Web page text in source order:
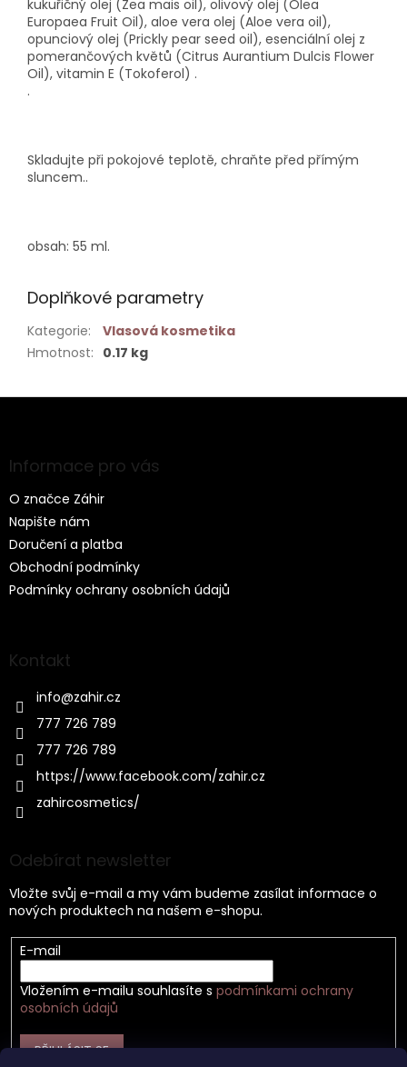
kukuřičný olej (Zea mais oil), olivový olej (Olea
Europaea Fruit Oil), aloe vera olej (Aloe vera oil),
opunciový olej (Prickly pear seed oil), esenciální olej z
pomerančových květů (Citrus Aurantium Dulcis Flower
Oil), vitamin E (Tokoferol) .
.
Skladujte při pokojové teplotě, chraňte před přímým
sluncem..
obsah: 55 ml.
Doplňkové parametry
Kategorie:
Vlasová kosmetika
Hmotnost: 0.17 kg
Z
aInformace pro vás
O značce Záhir
Napište nám
Doručení a platba
Obchodní podmínky
Podmínky ochrany osobních údajů
Kontakt
info@zahir.cz
777 726 789
777 726 789
https://www.facebook.com/zahir.cz
zahircosmetics/
Odebírat newsletter
Vložte svůj e-mail a my vám budeme zasílat informace o
nových produktech na našem e-shopu.
E-mail
Vložením e-mailu souhlasíte s podmínkami ochrany
osobních údajů
PŘIHLÁSIT SE